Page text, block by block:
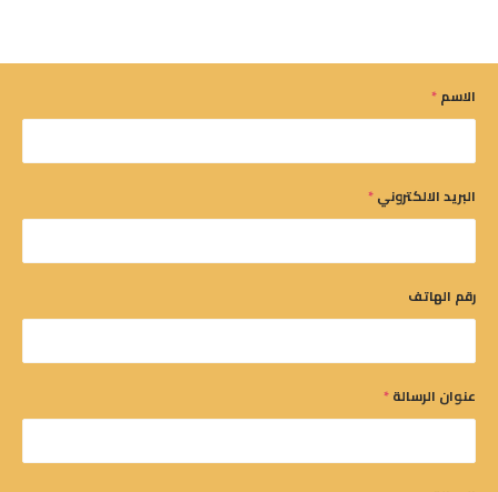
الاسم*
البريد الالكتروني*
رقم الهاتف
عنوان الرسالة*